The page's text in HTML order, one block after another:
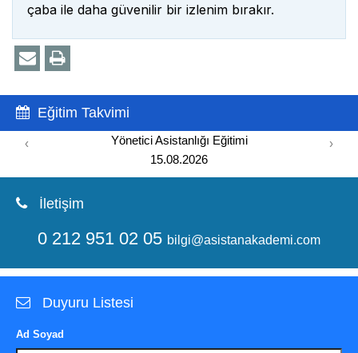
çaba ile daha güvenilir bir izlenim bırakır.
Eğitim Takvimi
Yönetici Asistanlığı Eğitimi
15.08.2026
‹ ›
İletişim
0 212 951 02 05 bilgi@asistanakademi.com
Duyuru Listesi
Ad Soyad